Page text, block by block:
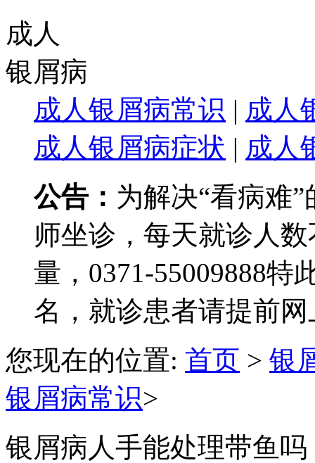
成人
银屑病
成人银屑病常识 | 成人
成人银屑病症状 | 成人
公告： 为解决“看病难
师坐诊，每天就诊人
量，0371-55009888特
名，就诊患者请提前
您现在的位置: 首页 > 银
银屑病常识>
银屑病人手能处理带鱼吗